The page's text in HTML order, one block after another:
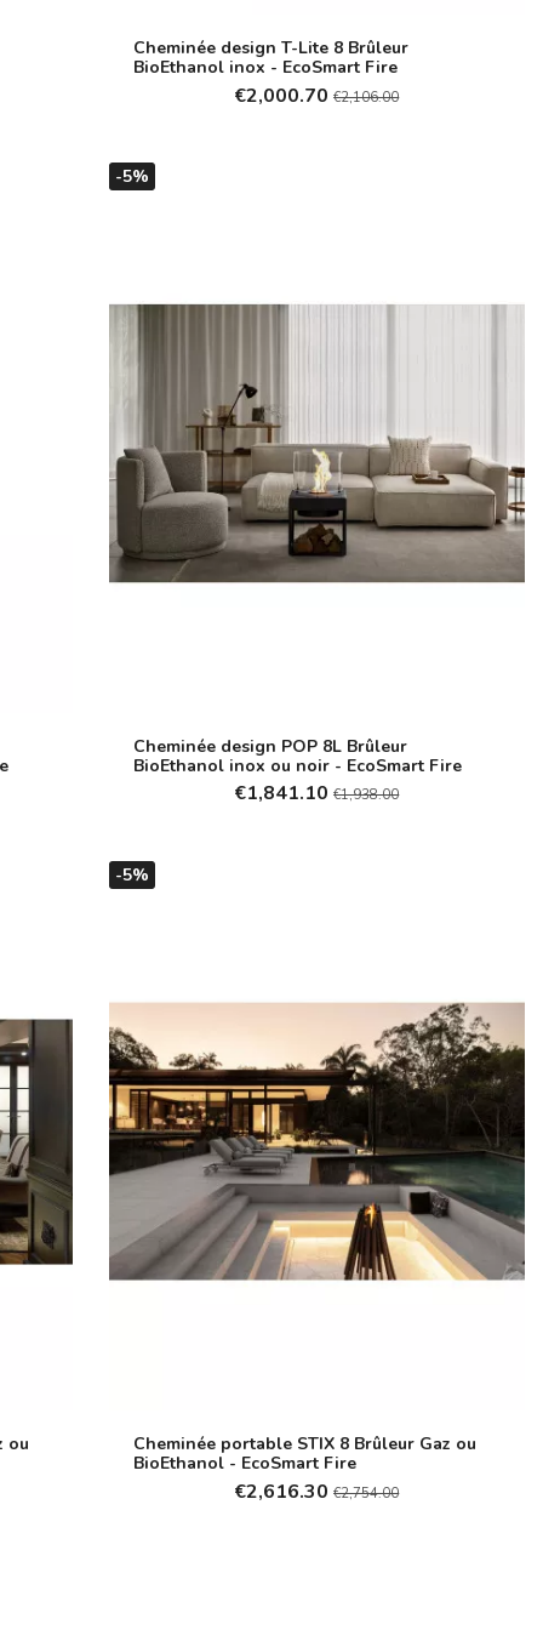
Cheminée design T-Lite 8 Brûleur
BioEthanol inox - EcoSmart Fire
€2,000.70 €2,106.00
-5%
Cheminée design POP 8L Brûleur
BioEthanol inox ou noir - EcoSmart Fire
€1,841.10 €1,938.00
ou
-5%
Cheminée portable STIX 8 Brûleur Gaz ou
BioEthanol - EcoSmart Fire
€2,616.30 €2,754.00